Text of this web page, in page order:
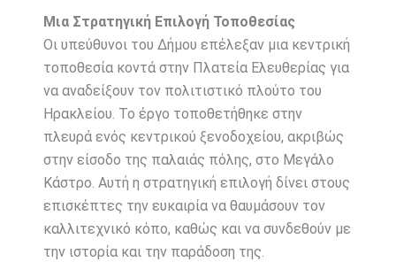
Μια Στρατηγική Επιλογή Τοποθεσίας
Οι υπεύθυνοι του Δήμου επέλεξαν μια κεντρική
τοποθεσία κοντά στην Πλατεία Ελευθερίας για
να αναδείξουν τον πολιτιστικό πλούτο του
Ηρακλείου. Το έργο τοποθετήθηκε στην
πλευρά ενός κεντρικού ξενοδοχείου, ακριβώς
στην είσοδο της παλαιάς πόλης, στο Μεγάλο
Κάστρο. Αυτή η στρατηγική επιλογή δίνει στους
επισκέπτες την ευκαιρία να θαυμάσουν τον
καλλιτεχνικό κόπο, καθώς και να συνδεθούν με
την ιστορία και την παράδοση της.